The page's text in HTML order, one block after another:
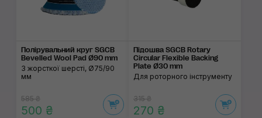
Полірувальний круг SGCB
Bevelled Wool Pad Ø90 mm
З жорсткої шерсті, Ø75/90
мм
585 ₴
500 ₴
Підошва SGCB Rotary
Circular Flexible Backing
Plate Ø30 mm
Для роторного інструменту
315 ₴
270 ₴